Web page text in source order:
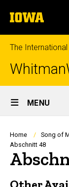
to
content
The
University
of
Iowa
The
Site
Main
MENU
Home Song of
Abschnitt 48